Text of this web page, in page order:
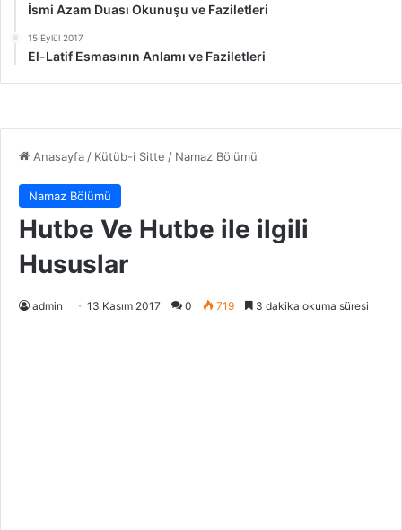
İsmi Azam Duası Okunuşu ve Faziletleri
15 Eylül 2017
El-Latif Esmasının Anlamı ve Faziletleri